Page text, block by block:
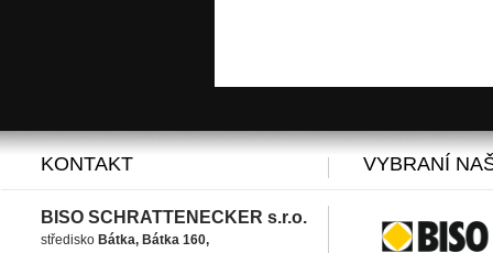
KONTAKT
BISO SCHRATTENECKER s.r.o.
středisko Bátka, Bátka 160,
VYBRANÍ